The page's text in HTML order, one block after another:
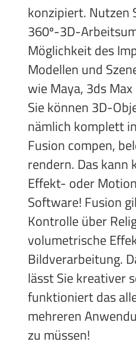
konzipiert. Nutzen
360º-3D-
Möglichkeit des
Modellen und
wie Maya, 3ds
Sie können 3D-
nämlich komplett
Fusion compen,
rendern. Das kann
Effekt- oder
Software! Fusion
Kontrolle über
volumetrische
Bildverarbeitung.
lässt Sie kreativer
funktioniert das
mehreren
zu müssen!